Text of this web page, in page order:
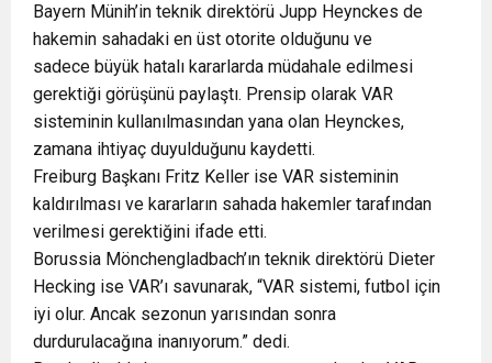
Bayern Münih’in teknik direktörü Jupp Heynckes de
hakemin sahadaki en üst otorite olduğunu ve
sadece büyük hatalı kararlarda müdahale edilmesi
gerektiği görüşünü paylaştı. Prensip olarak VAR
sisteminin kullanılmasından yana olan Heynckes,
zamana ihtiyaç duyulduğunu kaydetti.
Freiburg Başkanı Fritz Keller ise VAR sisteminin
kaldırılması ve kararların sahada hakemler tarafından
verilmesi gerektiğini ifade etti.
Borussia Mönchengladbach’ın teknik direktörü Dieter
Hecking ise VAR’ı savunarak, “VAR sistemi, futbol için
iyi olur. Ancak sezonun yarısından sonra
durdurulacağına inanıyorum.” dedi.